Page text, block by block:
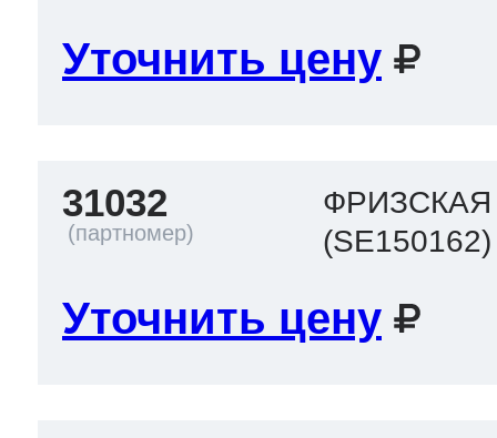
Уточнить цену
31032
(SE150162)
Уточнить цену